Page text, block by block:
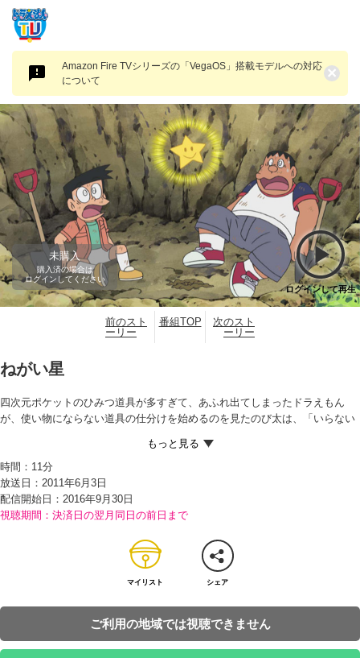
Amazon Fire TVシリーズの「VegaOS」搭載モデルへの対応
について
×
未購入
購入済の場合は
ログインしてください
ログインして再生
前のスト
ーリー
番組TOP
次のスト
ーリー
ねがい星
四次元ポケットのひみつ道具が多すぎて、あふれ出てしまったドラえもん
が、使い物にならない道具の仕分けを始めるのを見たのび太は、「いらない
ど、本当に使えないものばかり…。 そこで、不要な道具は、空き地に穴を掘
って埋めることに。だが、その中に、願いをかなえてくれる道具『ねがい
星』があることを知ったのび太は、ドラえもんにナイショで掘り返そうとす
る。ところが、2人が道具を埋めるのを見ていたジャイアンとスネ夫も、ね
がい星を狙っていて…！？
時間： 11分
放送日：2011年6月3日
配信開始日： 2016年9月30日
視聴期間：決済日の翌月同日の前日まで
マイリスト シェア
ご利用の地域では視聴できません